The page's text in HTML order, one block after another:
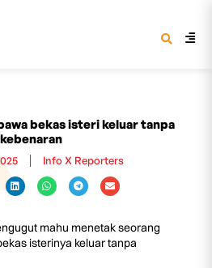
bekas isteri keluar tanpa
kebenaran
Info X Reporters
mahu menetak seorang
isterinya keluar tanpa